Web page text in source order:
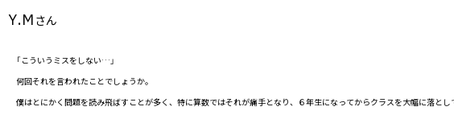
Y.M さん
「こういうミスをしない…」
何回それを言われたことでしょうか。
僕はとにかく問題を読み飛ばすことが多く、特に算数ではそれが痛手となり、６年生になってからクラスを大幅に落と